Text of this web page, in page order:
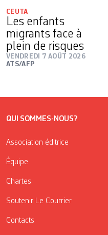
CEUTA
Les enfants
migrants face à
plein de risques
VENDREDI 7 AOÛT 2026
ATS/AFP
QUI SOMMES-NOUS?
Association éditrice
Équipe
Chartes
Soutenir Le Courrier
Contacts